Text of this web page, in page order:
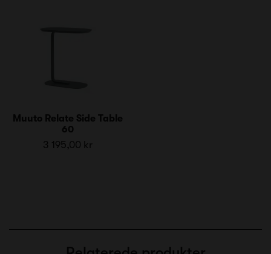
Muuto Relate Side Table
60
3 195,00 kr